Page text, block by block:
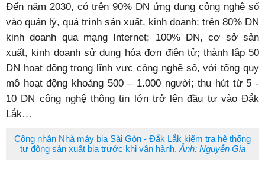
Đến năm 2030, có trên 90% DN ứng dụng công nghệ số
vào quản lý, quá trình sản xuất, kinh doanh; trên 80% DN
kinh doanh qua mạng Internet; 100% DN, cơ sở sản
xuất, kinh doanh sử dụng hóa đơn điện tử; thành lập 50
DN hoạt động trong lĩnh vực công nghệ số, với tổng quy
mô hoạt động khoảng 500 – 1.000 người; thu hút từ 5 -
10 DN công nghệ thông tin lớn trở lên đầu tư vào Đắk
Lắk…
Công nhân Nhà máy bia Sài Gòn - Đắk Lắk kiểm tra hệ thống
tự động sản xuất bia trước khi vận hành. Ảnh: Nguyễn Gia